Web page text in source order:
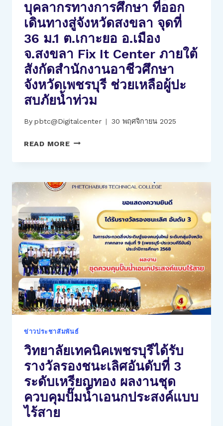
บุคลากรทางการศึกษา ที่ออก
เดินทางสู่จังหวัดสงขลา จุดที่
36 ม.1 ต.เกาะยอ อ.เมือง
จ.สงขลา Fix It Center ภายใต้
สังกัดสำนักงานอาชีวศึกษา
จังหวัดเพชรบุรี ช่วยเหลือผู้ปะ
สบภัยน้ำท่วม
By pbtc@Digitalcenter 30 พฤศจิกายน 2025
READ MOREร่วม
กำลัง
ให้
คณะ
ครู
บุคลากร
ทางการ
ศึกษา
ที่
ออก
เดิน
ทาง
สู่
จังหวัด
จุด
ที่
ม.1
ต.เกาะ
ยอ
ข่าวประชาสัมพันธ์
วิทยาลัยเทคนิคเพชรบุรีได้รับ
รางวัลรองชนะเลิศอันดับที่ 3
ระดับเหรียญทอง ผลงานชุด
ควบคุมปั๊มน้ำเอนกประสงค์แบบ
ไร้สาย